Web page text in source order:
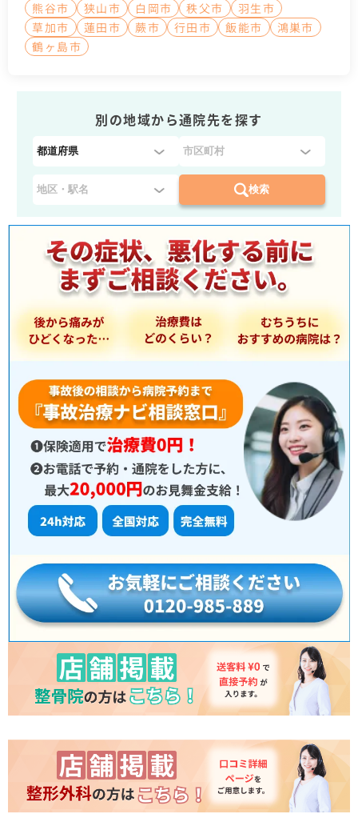
熊谷市
狭山市 白岡市 秩父市
羽生市
草加市
蓮田市 蕨市 行田市 飯能市
鴻巣市
鶴ヶ島市
別の地域から通院先を探す
都
県
を
選
択
：
検索